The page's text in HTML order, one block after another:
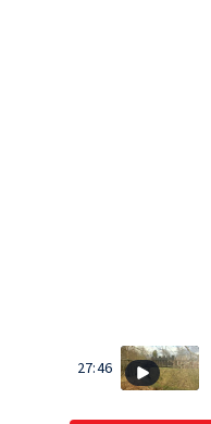
27:46